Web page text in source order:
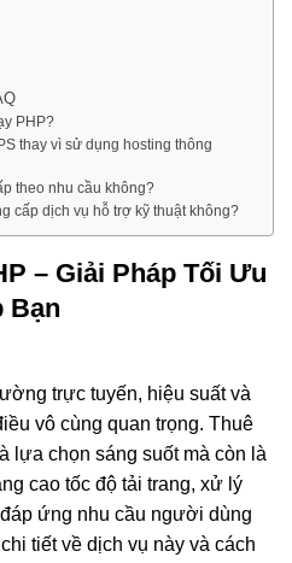
PHP?
thay vì sử dụng hosting thông
theo nhu cầu không?
cấp dịch vụ hỗ trợ kỹ thuật không?
– Giải Pháp Tối Ưu
Bạn
trực tuyến, hiệu suất và
vô cùng quan trọng. Thuê
lựa chọn sáng suốt mà còn là
cao tốc độ tải trang, xử lý
ứng nhu cầu người dùng
tiết về dịch vụ này và cách